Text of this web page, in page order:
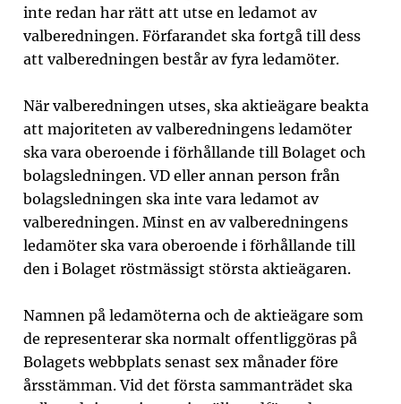
inte redan har rätt att utse en ledamot av
valberedningen. Förfarandet ska fortgå till dess
att valberedningen består av fyra ledamöter.
När valberedningen utses, ska aktieägare beakta
att majoriteten av valberedningens ledamöter
ska vara oberoende i förhållande till Bolaget och
bolagsledningen. VD eller annan person från
bolagsledningen ska inte vara ledamot av
valberedningen. Minst en av valberedningens
ledamöter ska vara oberoende i förhållande till
den i Bolaget röstmässigt största aktieägaren.
Namnen på ledamöterna och de aktieägare som
de representerar ska normalt offentliggöras på
Bolagets webbplats senast sex månader före
årsstämman. Vid det första sammanträdet ska